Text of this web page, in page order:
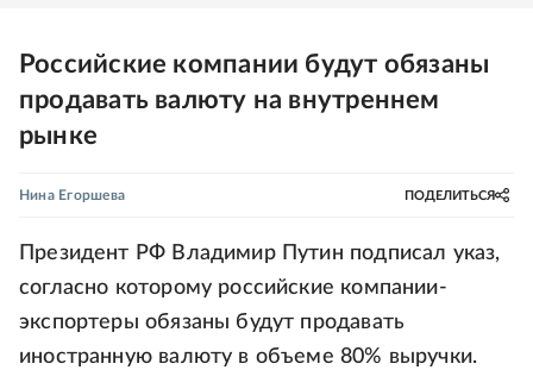
Российские компании будут обязаны
продавать валюту на внутреннем
рынке
Нина Егоршева ПОДЕЛИТЬСЯ
Президент РФ Владимир Путин подписал указ,
согласно которому российские компании-
экспортеры обязаны будут продавать
иностранную валюту в объеме 80% выручки.